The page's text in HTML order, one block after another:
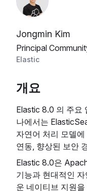
Jongmin Kim
Principal
Elastic
개요
Elastic 8.0 의 주요
나에서는
자연어 처리 모델
연동, 향상된 보안
Elastic 8.0은
기능과 현대적인
운 네이티브 지원